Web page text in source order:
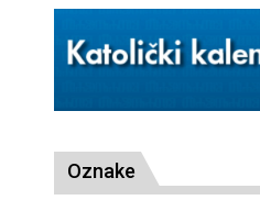
Oznake